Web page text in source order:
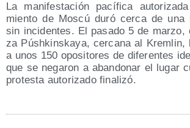
La mani­fes­ta­ción pací­fi­ca
mien­to de Mos­cú duró cer­ca de una
sin inci­den­tes. El pasa­do 5 de
za Púsh­kins­ka­ya, cer­ca­na al Krem­lin,
a unos 150 opo­si­to­res de dife­ren­tes
que se nega­ron a aban­do­nar el lugar
pro­tes­ta auto­ri­za­do finalizó.